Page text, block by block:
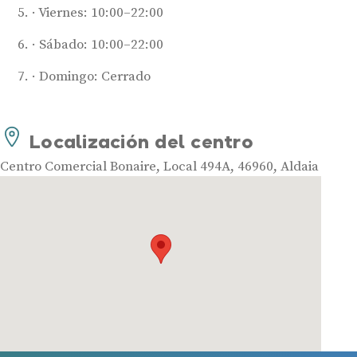
Viernes: 10:00–22:00
Sábado: 10:00–22:00
Domingo: Cerrado
Localización del centro
Centro Comercial Bonaire, Local 494A, 46960, Aldaia
Audífonos potentes
Audífonos recargables
Gafas auditivas
Centros Auditivos
Centros Auditivos en Valencia
Centros Auditivos en Sevilla
Hasta un 60% de descuento en tus